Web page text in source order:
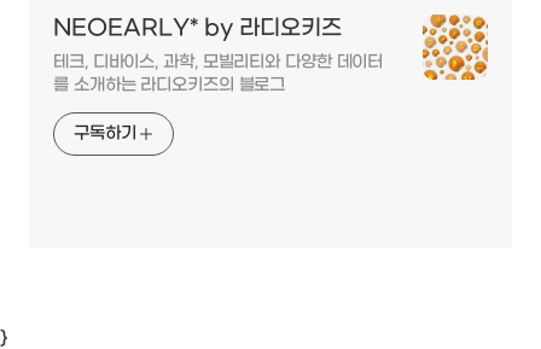
NEOEARLY* by 라디오키즈
테크, 디바이스, 과학, 모빌리티와 다양한 데이터
를 소개하는 라디오키즈의 블로그
구독하기
}